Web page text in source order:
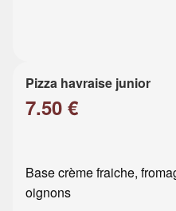
Pizza havraise junior
7.50 €
Base crème fraiche,
oignons